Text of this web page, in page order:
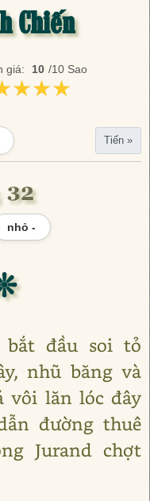
Chiến
giá: 10 /10 Sao
Tiến »
nhỏ -
đầu soi tỏ
nhũ băng và
vôi lăn lóc đây
đường thuê
Jurand chợt